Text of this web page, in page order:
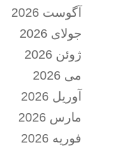
آگوست 2026
جولای 2026
ژوئن 2026
می 2026
آوریل 2026
مارس 2026
فوریه 2026